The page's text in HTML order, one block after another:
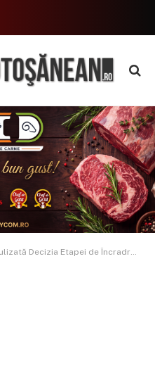
de Încradrare pentru ”Amenajare parc Ștefănești”